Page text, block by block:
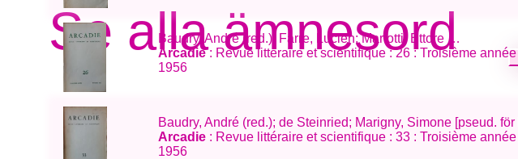
Se alla ämnesord
Baudry, André (red.); Farre, Lucien; Mariotti, Ettore …
Arcadie: Revue littéraire et scientifique : 26 : Troisième
1956
Baudry, André (red.); de Steinried; Marigny, Simone [pseud.
Arcadie : Revue littéraire et scientifique : 33 : Troisième
1956